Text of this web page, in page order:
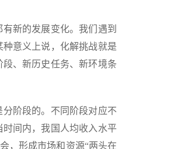
新的发展变化。我们遇到
意义上说，化解挑战就是
、新历史任务、新环境条
阶段的。不同阶段对应不
间内，我国人均收入水平
，形成市场和资源“两头在